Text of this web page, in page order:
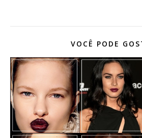
VOCÊ PODE